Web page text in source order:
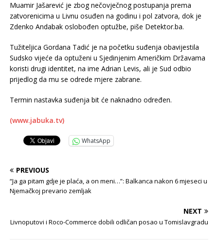
Muamir Jašarević je zbog nečovječnog postupanja prema
zatvorenicima u Livnu osuđen na godinu i pol zatvora, dok je
Zdenko Andabak oslobođen optužbe, piše Detektor.ba.
Tužiteljica Gordana Tadić je na početku suđenja obavijestila
Sudsko vijeće da optuženi u Sjedinjenim Američkim Državama
koristi drugi identitet, na ime Adrian Levis, ali je Sud odbio
prijedlog da mu se odrede mjere zabrane.
Termin nastavka suđenja bit će naknadno određen.
(www.jabuka.tv)
WhatsApp
PREVIOUS
“Ja ga pitam gdje je plaća, a on meni…”: Balkanca nakon 6 mjeseci u
Njemačkoj prevario zemljak
NEXT
Livnoputovi i Roco-Commerce dobili odličan posao u Tomislavgradu